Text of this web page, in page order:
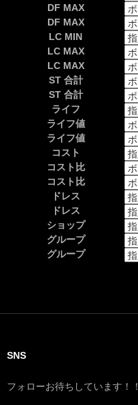
DF MAX
DF MAX
LC MIN
LC MAX
LC MAX
ST 合計
ST 合計
ライフ
ライフ値
ライフ値
コスト
コスト比
コスト比
ドレス
ドレス
ショップ
グループ
グループ
SNS
フォローお待ちしています！！